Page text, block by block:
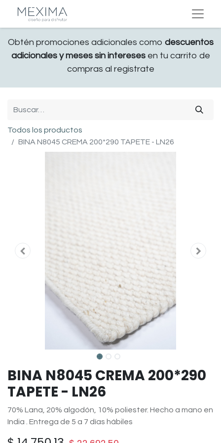
Obtén promociones adicionales como descuentos
adicionales y meses sin interesesen tu carrito de
compras al registrate
Todos los productos
BINA N8045 CREMA 200*290 TAPETE - LN26
BINA N8045 CREMA 200*290
TAPETE - LN26
70% Lana, 20% algodón, 10% poliester. Hecho a mano en
India . Entrega de 5 a 7 días hábiles